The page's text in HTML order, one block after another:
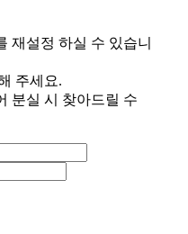
재설정 하실 수 있습니
주세요.
분실 시 찾아드릴 수